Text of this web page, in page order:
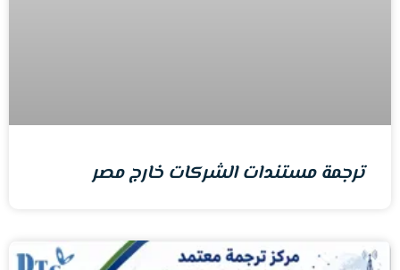
ترجمة مستندات الشركات خارج مصر